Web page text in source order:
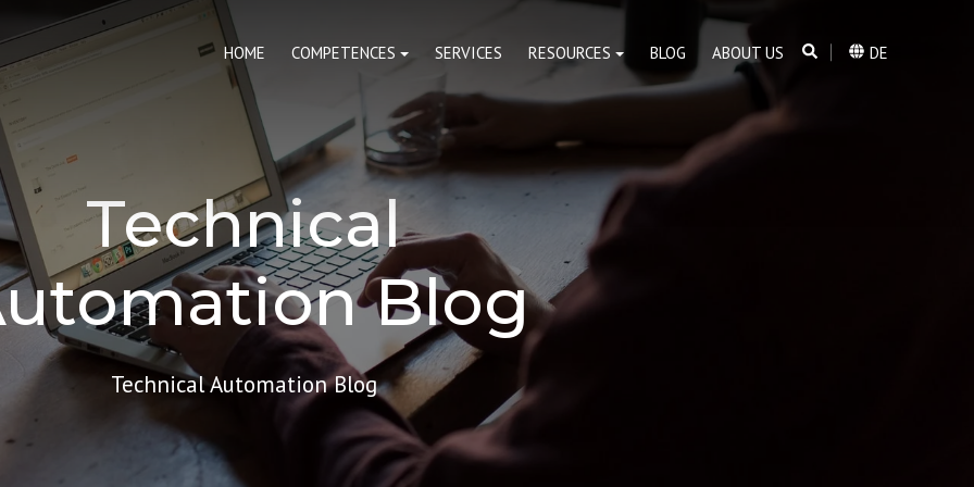
HOME COMPETENCES SERVICES RESOURCES BLOG ABOUT US DE
Technical
Blog
Technical Automation Blog